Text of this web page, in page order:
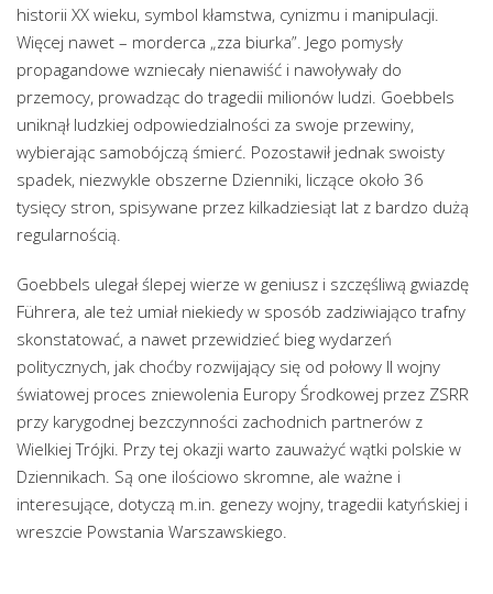
historii XX wieku, symbol kłamstwa, cynizmu i manipulacji.
Więcej nawet – morderca „zza biurka”. Jego pomysły
propagandowe wzniecały nienawiść i nawoływały do
przemocy, prowadząc do tragedii milionów ludzi. Goebbels
uniknął ludzkiej odpowiedzialności za swoje przewiny,
wybierając samobójczą śmierć. Pozostawił jednak swoisty
spadek, niezwykle obszerne Dzienniki, liczące około 36
tysięcy stron, spisywane przez kilkadziesiąt lat z bardzo dużą
regularnością.
Goebbels ulegał ślepej wierze w geniusz i szczęśliwą gwiazdę
Führera, ale też umiał niekiedy w sposób zadziwiająco trafny
skonstatować, a nawet przewidzieć bieg wydarzeń
politycznych, jak choćby rozwijający się od połowy II wojny
światowej proces zniewolenia Europy Środkowej przez ZSRR
przy karygodnej bezczynności zachodnich partnerów z
Wielkiej Trójki. Przy tej okazji warto zauważyć wątki polskie w
Dziennikach. Są one ilościowo skromne, ale ważne i
interesujące, dotyczą m.in. genezy wojny, tragedii katyńskiej i
wreszcie Powstania Warszawskiego.